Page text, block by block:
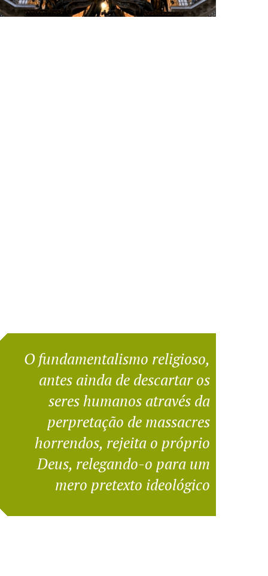
O fundamentalismo religioso,
antes ainda de descartar os
seres humanos através da
perpretação de massacres
horrendos, rejeita o próprio
Deus, relegando-o para um
mero pretexto ideológico